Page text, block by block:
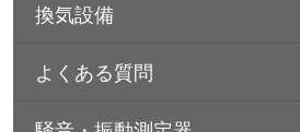
換気設備
よくある質問